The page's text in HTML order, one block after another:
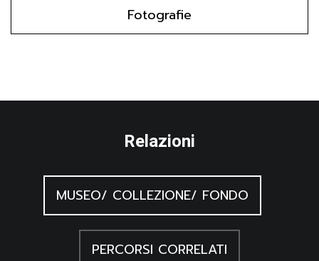
Fotografie
Relazioni
MUSEO/ COLLEZIONE/ FONDO
PERCORSI CORRELATI